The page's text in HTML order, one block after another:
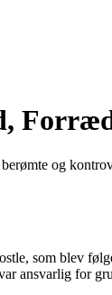
og
som blev
ansvarlig for